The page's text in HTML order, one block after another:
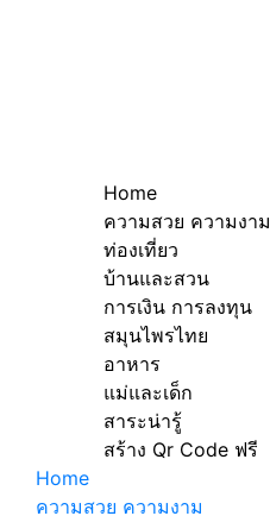
Home
ความสวย ความงาม
ท่องเที่ยว
บ้านและสวน
การเงิน การลงทุน
สมุนไพรไทย
อาหาร
แม่และเด็ก
สาระน่ารู้
สร้าง Qr Code ฟรี
Home
ความสวย ความงาม